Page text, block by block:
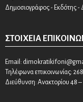
Δημοσιογράφος - Εκδότης -
ΣΤΟΙΧΕΊΑ
Email:
Τηλέφωνα επικοινωνίας:
Διεύθυνση: Ανακτορίου 48